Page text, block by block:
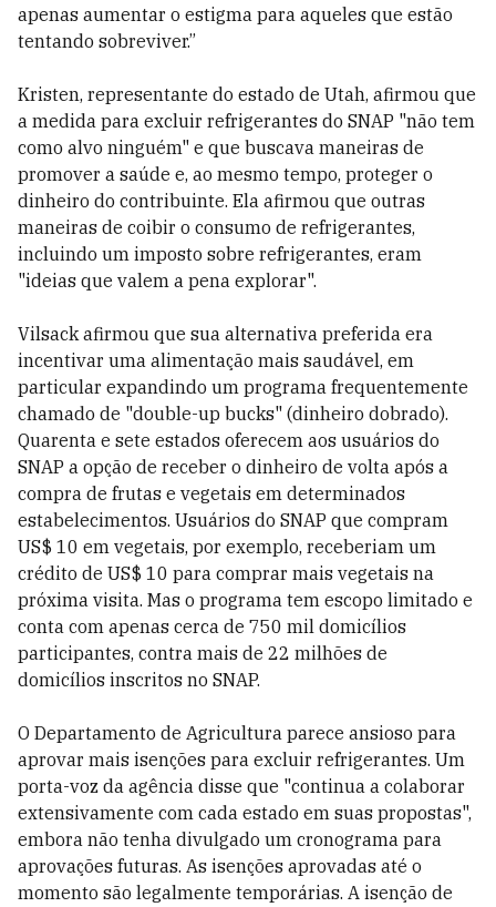
apenas aumentar o estigma para aqueles que estão
tentando sobreviver.”
Kristen, representante do estado de Utah, afirmou que
a medida para excluir refrigerantes do SNAP "não tem
como alvo ninguém" e que buscava maneiras de
promover a saúde e, ao mesmo tempo, proteger o
dinheiro do contribuinte. Ela afirmou que outras
maneiras de coibir o consumo de refrigerantes,
incluindo um imposto sobre refrigerantes, eram
"ideias que valem a pena explorar".
Vilsack afirmou que sua alternativa preferida era
incentivar uma alimentação mais saudável, em
particular expandindo um programa frequentemente
chamado de "double-up bucks" (dinheiro dobrado).
Quarenta e sete estados oferecem aos usuários do
SNAP a opção de receber o dinheiro de volta após a
compra de frutas e vegetais em determinados
estabelecimentos. Usuários do SNAP que compram
US$ 10 em vegetais, por exemplo, receberiam um
crédito de US$ 10 para comprar mais vegetais na
próxima visita. Mas o programa tem escopo limitado e
conta com apenas cerca de 750 mil domicílios
participantes, contra mais de 22 milhões de
domicílios inscritos no SNAP.
O Departamento de Agricultura parece ansioso para
aprovar mais isenções para excluir refrigerantes. Um
porta-voz da agência disse que "continua a colaborar
extensivamente com cada estado em suas propostas",
embora não tenha divulgado um cronograma para
aprovações futuras. As isenções aprovadas até o
momento são legalmente temporárias. A isenção de